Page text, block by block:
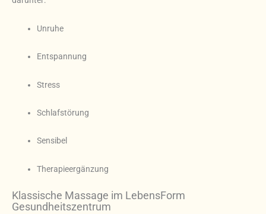
Unruhe
Entspannung
Stress
Schlafstörung
Sensibel
Therapieergänzung
Klassische Massage im LebensForm
Gesundheitszentrum